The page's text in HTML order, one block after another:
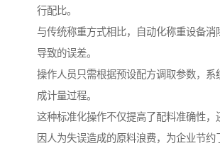
行配比。
与传统称重方式相比，自动化称重设备消
导致的误差。
操作人员只需根据预设配方调取参数，系
成计量过程。
这种标准化操作不仅提高了配料准确性，
因人为失误造成的原料浪费，为企业节约